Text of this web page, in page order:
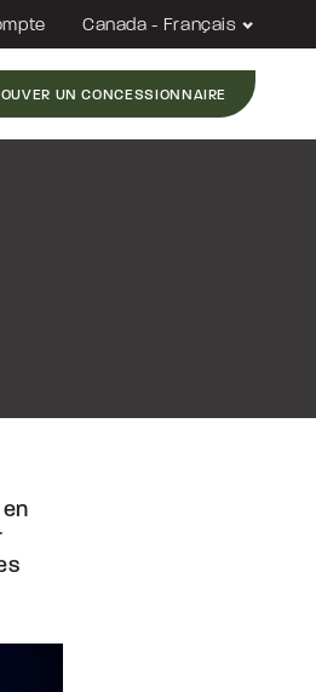
UN CONCESSIONNAIRE
Canada - Français